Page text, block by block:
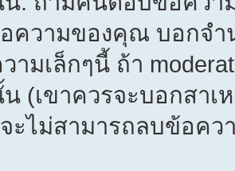
อความของคุณ บอกจ
ามเล็กๆนี้ ถ้า
(เขาควรจะบอกสา
ะไม่สามารถลบข้อค